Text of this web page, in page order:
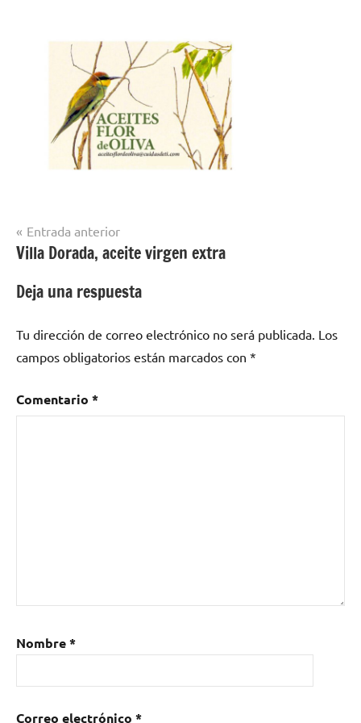
Navegación
de
entradas
Entrada anterior
Villa Dorada, aceite virgen extra
Deja una respuesta
Tu dirección de correo electrónico no será publicada. Los
campos obligatorios están marcados con *
Comentario *
Nombre*
Correo electrónico *